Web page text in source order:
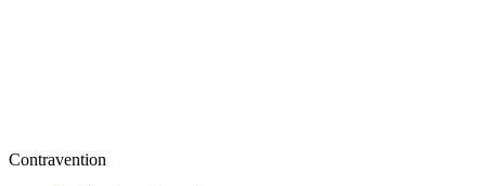
Contravention